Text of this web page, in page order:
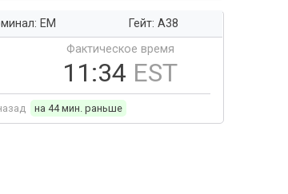
EM
Гейт: A38
Фактическое время
11:34 EST
на 44 мин. раньше